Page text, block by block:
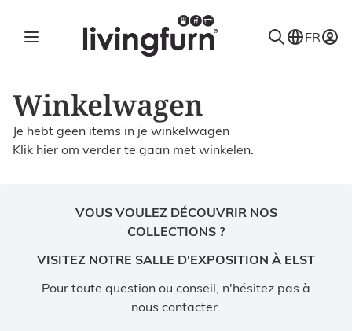
FR
Winkelwagen
Je hebt geen items in je winkelwagen
Klik hier om verder te gaan met winkelen.
VOUS VOULEZ DÉCOUVRIR NOS
COLLECTIONS ?
VISITEZ NOTRE SALLE D'EXPOSITION À ELST
Pour toute question ou conseil, n'hésitez pas à
nous contacter.